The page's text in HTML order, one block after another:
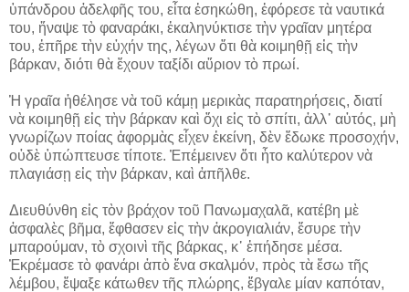
ὑπάνδρου ἀδελφῆς του, εἶτα ἐσηκώθη, ἐφόρεσε τὰ ναυτικά
του, ἤναψε τὸ φαναράκι, ἐκαληνύκτισε τὴν γραῖαν μητέρα
του, ἐπῆρε τὴν εὐχήν της, λέγων ὅτι θὰ κοιμηθῇ εἰς τὴν
βάρκαν, διότι θὰ ἔχουν ταξίδι αὔριον τὸ πρωί.
Ἡ γραῖα ἠθέλησε νὰ τοῦ κάμῃ μερικὰς παρατηρήσεις, διατί
νὰ κοιμηθῇ εἰς τὴν βάρκαν καὶ ὄχι εἰς τὸ σπίτι, ἀλλ᾽ αὐτός, μὴ
γνωρίζων ποίας ἀφορμὰς εἶχεν ἐκείνη, δὲν ἔδωκε προσοχήν,
οὐδὲ ὑπώπτευσε τίποτε. Ἐπέμεινεν ὅτι ἦτο καλύτερον νὰ
πλαγιάσῃ εἰς τὴν βάρκαν, καὶ ἀπῆλθε.
Διευθύνθη εἰς τὸν βράχον τοῦ Πανωμαχαλᾶ, κατέβη μὲ
ἀσφαλὲς βῆμα, ἔφθασεν εἰς τὴν ἀκρογιαλιάν, ἔσυρε τὴν
μπαρούμαν, τὸ σχοινὶ τῆς βάρκας, κ᾽ ἐπήδησε μέσα.
Ἐκρέμασε τὸ φανάρι ἀπὸ ἕνα σκαλμόν, πρὸς τὰ ἔσω τῆς
λέμβου, ἔψαξε κάτωθεν τῆς πλώρης, ἔβγαλε μίαν καπόταν,